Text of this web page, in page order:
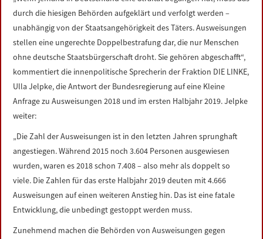
LINKS
DATENSCHUTZERKLÄRUNG
IMPRESSUM
durch die hiesigen Behörden aufgeklärt und verfolgt werden –
unabhängig von der Staatsangehörigkeit des Täters. Ausweisungen
stellen eine ungerechte Doppelbestrafung dar, die nur Menschen
ohne deutsche Staatsbürgerschaft droht. Sie gehören abgeschafft“,
kommentiert die innenpolitische Sprecherin der Fraktion DIE LINKE,
Ulla Jelpke, die Antwort der Bundesregierung auf eine Kleine
Anfrage zu Ausweisungen 2018 und im ersten Halbjahr 2019. Jelpke
weiter:
„Die Zahl der Ausweisungen ist in den letzten Jahren sprunghaft
angestiegen. Während 2015 noch 3.604 Personen ausgewiesen
wurden, waren es 2018 schon 7.408 – also mehr als doppelt so
viele. Die Zahlen für das erste Halbjahr 2019 deuten mit 4.666
Ausweisungen auf einen weiteren Anstieg hin. Das ist eine fatale
Entwicklung, die unbedingt gestoppt werden muss.
Zunehmend machen die Behörden von Ausweisungen gegen